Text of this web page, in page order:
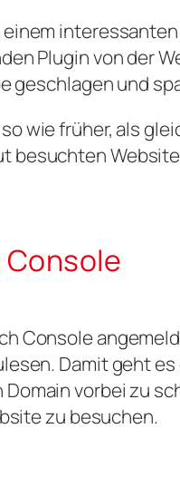
Plugin von der
geschlagen und
wie früher, als
besuchten
Console
Damit geht
vorbei zu
zu besuchen.